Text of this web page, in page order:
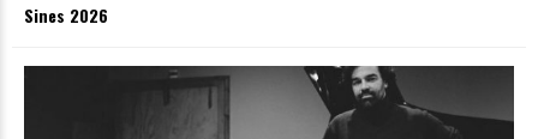
Sines 2026